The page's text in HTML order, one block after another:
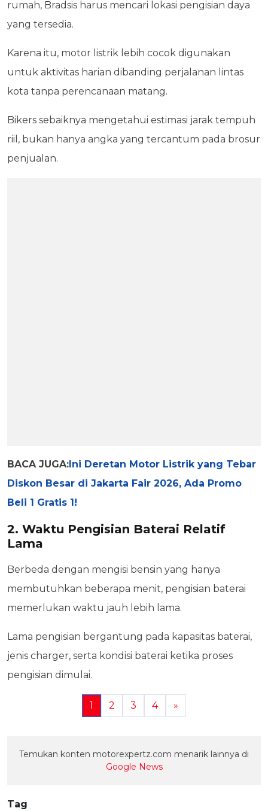
rumah, Bradsis harus mencari lokasi pengisian daya
yang tersedia.
Karena itu, motor listrik lebih cocok digunakan
untuk aktivitas harian dibanding perjalanan lintas
kota tanpa perencanaan matang.
Bikers sebaiknya mengetahui estimasi jarak tempuh
riil, bukan hanya angka yang tercantum pada brosur
penjualan.
BACA JUGA: Ini Deretan Motor Listrik yang Tebar
Diskon Besar di Jakarta Fair 2026, Ada Promo
Beli 1 Gratis 1!
2. Waktu Pengisian Baterai Relatif
Lama
Berbeda dengan mengisi bensin yang hanya
membutuhkan beberapa menit, pengisian baterai
memerlukan waktu jauh lebih lama.
Lama pengisian bergantung pada kapasitas baterai,
jenis charger, serta kondisi baterai ketika proses
pengisian dimulai.
1 2 3 4 »
Temukan konten motorexpertz.com menarik lainnya di
Google News
Tag